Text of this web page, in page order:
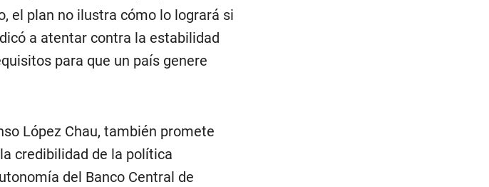
el plan no ilustra cómo lo logrará si
a atentar contra la estabilidad
para que un país genere
López Chau, también promete
credibilidad de la política
del Banco Central de